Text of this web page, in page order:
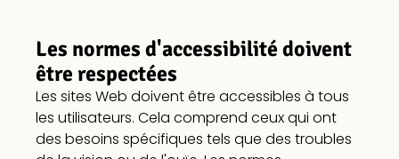
Les normes d'accessibilité doivent
être respectées
Les sites Web doivent être accessibles à tous
les utilisateurs. Cela comprend ceux qui ont
des besoins spécifiques tels que des troubles